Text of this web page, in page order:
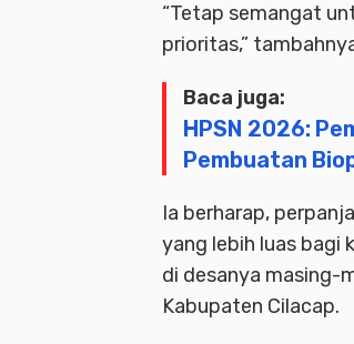
“Tetap semangat
prioritas,”
Baca juga:
HPSN 2026:
Pembuatan
Ia berharap,
yang lebih luas bagi
di desanya masing-
Kabupaten Cilacap.